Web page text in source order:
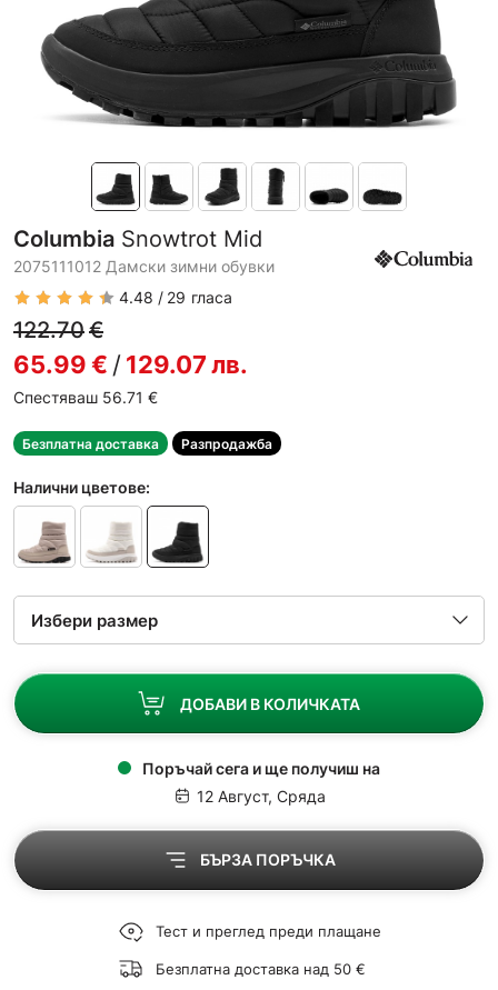
Columbia Snowtrot Mid
2075111012 Дамски зимни обувки
4.48
29 гласа
122.70€
65.99€ /129.07лв.
Спестяваш 56.71 €
Безплатна доставка Разпродажба
Налични цветове:
ДОБАВИ В КОЛИЧКАТА
Поръчай сега и ще получиш на
12 Август, Сряда
БЪРЗА ПОРЪЧКА
Тест и преглед преди плащане
Безплатна доставка над 50 €